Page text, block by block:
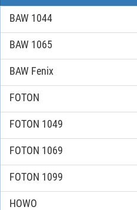
BAW 1044
BAW 1065
BAW Fenix
FOTON
FOTON 1049
FOTON 1069
FOTON 1099
HOWO